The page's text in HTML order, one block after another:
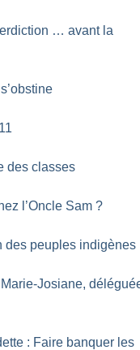
… avant la
des classes
l’Oncle Sam ?
des peuples indigènes
Josiane,
: Faire banquer les